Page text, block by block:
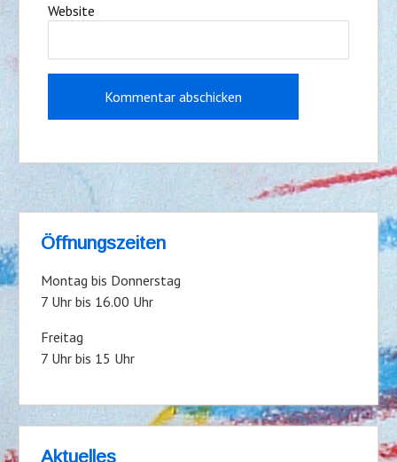
Website
Öffnungszeiten
Montag bis Donnerstag
7 Uhr bis 16.00 Uhr
Freitag
7 Uhr bis 15 Uhr
Aktuelles